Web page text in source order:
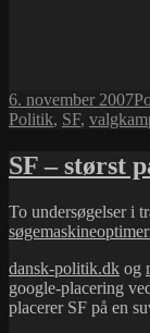
Udgivet
i
6. november 2007
Politik, SF,
SF – størst
To undersøgelser i
dansk-politik.dk og
google-placering
placerer SF på en